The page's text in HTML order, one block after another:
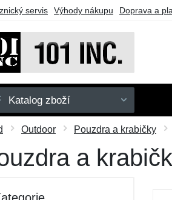
servis Výhody nákupu Doprava a
Katalog zboží
Outdoor Pouzdra a krabičky
a